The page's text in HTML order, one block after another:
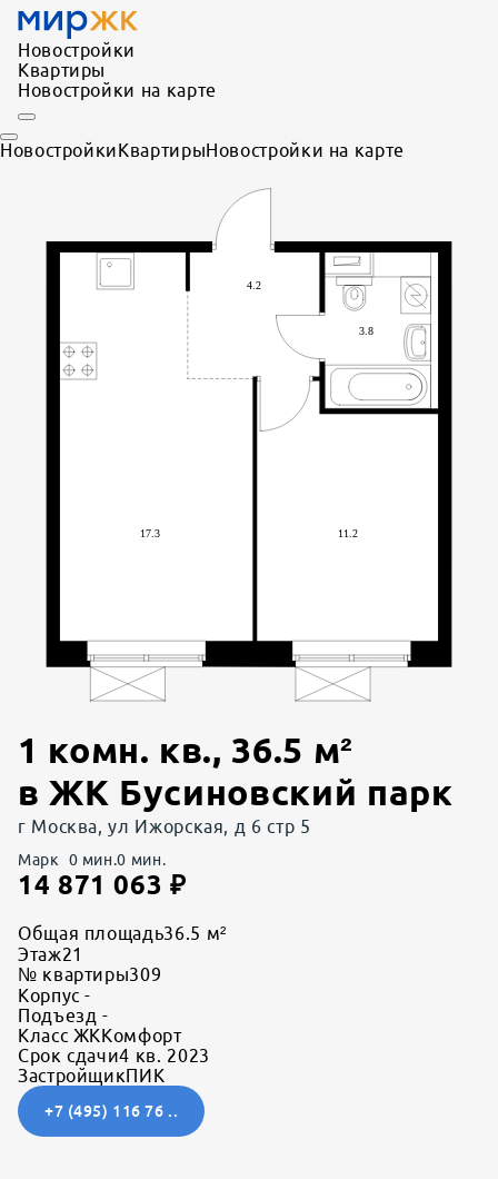
Новостройки
Квартиры
Новостройки на карте
НовостройкиКвартирыНовостройки на карте
1 комн. кв., 36.5 м²
вЖК Бусиновский парк
г Москва, ул Ижорская, д 6 стр 5
Марк 0 мин.0 мин.
14 871 063 ₽
Общая площадь36.5 м²
Этаж21
№ квартиры309
Корпус -
Подъезд -
Класс ЖК Комфорт
Срок сдачи4 кв. 2023
Застройщик ПИК
+7 (495) 116 76 ..